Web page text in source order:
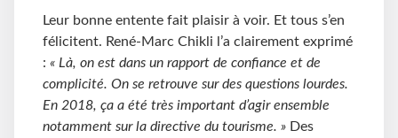
Leur bonne entente fait plaisir à voir. Et tous s’en
félicitent. René-Marc Chikli l’a clairement exprimé
: « Là, on est dans un rapport de confiance et de
complicité. On se retrouve sur des questions lourdes.
En 2018, ça a été très important d’agir ensemble
notamment sur la directive du tourisme. » Des